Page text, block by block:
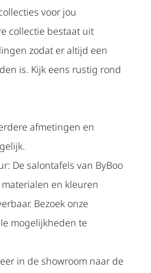
voor jou
collectie bestaat uit
zodat er altijd een
is. Kijk eens rustig rond
afmetingen en
De salontafels van ByBoo
en kleuren
Bezoek onze
mogelijkheden te
in de showroom naar de